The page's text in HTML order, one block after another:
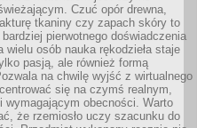
Czuć opór drewna,
tkaniny czy zapach skóry to
pierwotnego doświadczenia
wielu osób nauka rękodzieła staje
pasją, ale również formą
na chwilę wyjść z wirtualnego
się na czymś realnym,
wymagającym obecności. Warto
że rzemiosło uczy szacunku do